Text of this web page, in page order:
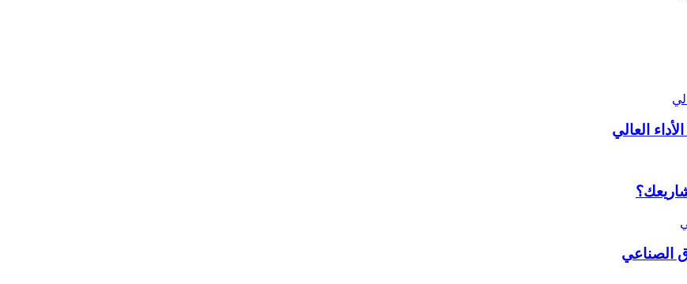
العالي
الصناعي